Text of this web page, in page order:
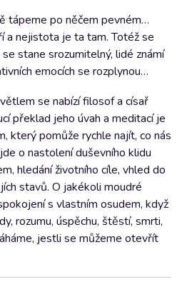
tápeme po něčem pevném…
a nejistota je ta tam. Totéž se
stane srozumitelný, lidé známí
emocích se rozplynou…
se nabízí filosof a císař
překlad jeho úvah a meditací je
který pomůže rychle najít, co nás
o nastolení duševního klidu
hledání životního cíle, vhled do
stavů. O jakékoli moudré
s vlastním osudem, když
rozumu, úspěchu, štěstí, smrti,
jestli se můžeme otevřít